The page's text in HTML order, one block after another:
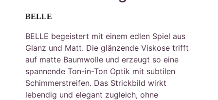
BELLE
BELLE begeistert mit einem edlen Spiel aus
Glanz und Matt. Die glänzende Viskose trifft
auf matte Baumwolle und erzeugt so eine
spannende Ton-in-Ton Optik mit subtilen
Schimmerstreifen. Das Strickbild wirkt
lebendig und elegant zugleich, ohne